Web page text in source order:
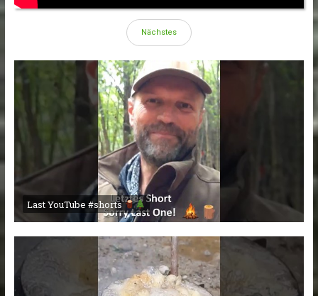
Nächstes
Last YouTube #shorts